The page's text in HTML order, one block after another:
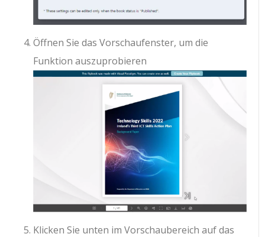
Öffnen Sie das Vorschaufenster, um die
Funktion auszuprobieren
Klicken Sie unten im Vorschaubereich auf das